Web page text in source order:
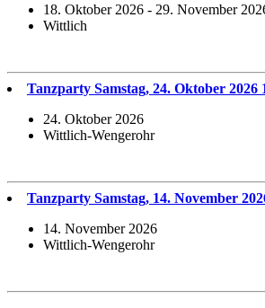
18. Oktober 2026 - 29. November
Wittlich
Tanzparty Samstag, 24. Oktober 2026
24. Oktober 2026
Wittlich-Wengerohr
Tanzparty Samstag, 14. November
14. November 2026
Wittlich-Wengerohr